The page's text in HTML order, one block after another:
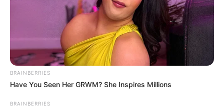
14/06/2026, 12:34 · 12:34 ΜΜ
Κοινοποίησε άρθρο
στην Google
Ανακαλύψτε περισσότερα άρθρα στα αποτελέσματα
BRAINBERRIES
Have You Seen Her GRWM? She Inspires Millions
BRAINBERRIES